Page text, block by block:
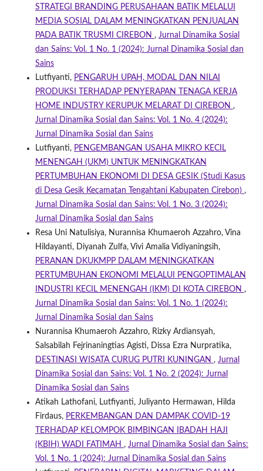
STRATEGI BRANDING PERUSAHAAN BATIK MELALUI
MEDIA SOSIAL DALAM MENINGKATKAN PENJUALAN
PADA BATIK TRUSMI CIREBON , Jurnal Dinamika Sosial
dan Sains: Vol. 1 No. 1 (2024): Jurnal Dinamika Sosial dan
Sains
Lutfiyanti, PENGARUH UPAH, MODAL DAN NILAI
PRODUKSI TERHADAP PENYERAPAN TENAGA KERJA
HOME INDUSTRY KERUPUK MELARAT DI CIREBON ,
Jurnal Dinamika Sosial dan Sains: Vol. 1 No. 4 (2024):
Jurnal Dinamika Sosial dan Sains
Lutfiyanti, PENGEMBANGAN USAHA MIKRO KECIL
MENENGAH (UKM) UNTUK MENINGKATKAN
PERTUMBUHAN EKONOMI DI DESA GESIK (Studi Kasus
di Desa Gesik Kecamatan Tengahtani Kabupaten Cirebon) ,
Jurnal Dinamika Sosial dan Sains: Vol. 1 No. 3 (2024):
Jurnal Dinamika Sosial dan Sains
Resa Uni Natulisiya, Nurannisa Khumaeroh Azzahro, Vina
Hildayanti, Diyanah Zulfa, Vivi Amalia Vidiyaningsih,
PERANAN DKUKMPP DALAM MENINGKATKAN
PERTUMBUHAN EKONOMI MELALUI PENGOPTIMALAN
INDUSTRI KECIL MENENGAH (IKM) DI KOTA CIREBON ,
Jurnal Dinamika Sosial dan Sains: Vol. 1 No. 1 (2024):
Jurnal Dinamika Sosial dan Sains
Nurannisa Khumaeroh Azzahro, Rizky Ardiansyah,
Salsabilah Fejrinaningtias Agisti, Dissa Ezra Nurpratika,
DESTINASI WISATA CURUG PUTRI KUNINGAN , Jurnal
Dinamika Sosial dan Sains: Vol. 1 No. 2 (2024): Jurnal
Dinamika Sosial dan Sains
Atikah Lathofani, Lutfiyanti, Juliyanto Hermawan, Hilda
Firdaus, PERKEMBANGAN DAN DAMPAK COVID-19
TERHADAP KELOMPOK BIMBINGAN IBADAH HAJI
(KBIH) WADI FATIMAH , Jurnal Dinamika Sosial dan Sains:
Vol. 1 No. 1 (2024): Jurnal Dinamika Sosial dan Sains